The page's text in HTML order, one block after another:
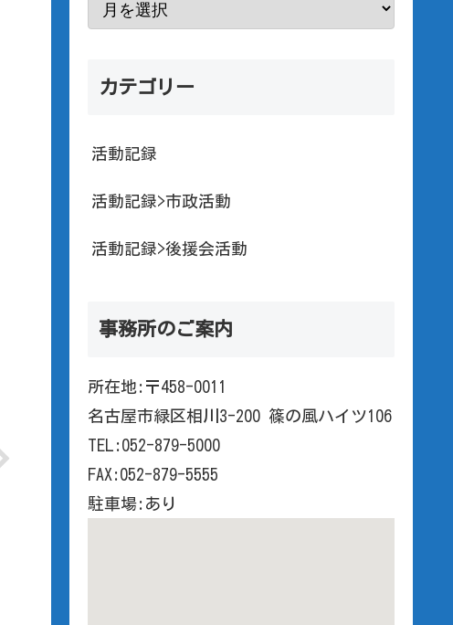
カテゴリー
活動記録
活動記録>市政活動
活動記録>後援会活動
事務所のご案内
所在地:〒458-0011
名古屋市緑区相川3-200 篠の風ハイツ106
TEL:052-879-5000
FAX:052-879-5555
駐車場:あり